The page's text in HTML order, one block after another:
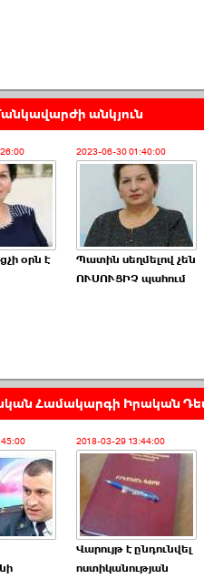
անկյուն
օրն է
2023-06-30 01:40:00
Պատին սեղմելով չեն
ՈՒՍՈՒՑԻՉ պահում
Համակարգի Իրական
2018-03-29 13:44:00
Վարույթ է ընդունվել
ոստիկանության